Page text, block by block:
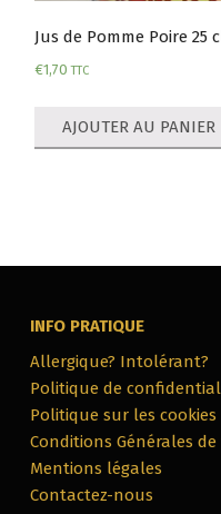
Jus de Pomme Poire 25
€1,70 TTC
AJOUTER AU PANIER
INFO PRATIQUE
Allergique? Intolérant?
Politique de
Politique sur les cookies
Conditions Générales de
Mentions légales
Contactez-nous